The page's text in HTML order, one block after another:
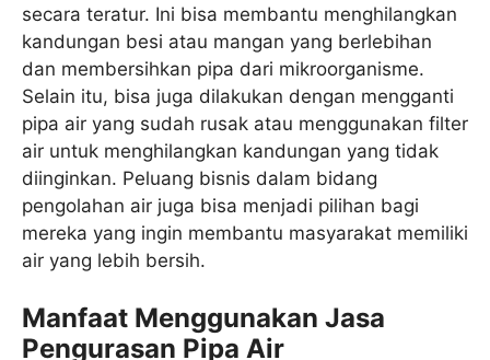
secara teratur. Ini bisa membantu menghilangkan
kandungan besi atau mangan yang berlebihan
dan membersihkan pipa dari mikroorganisme.
Selain itu, bisa juga dilakukan dengan mengganti
pipa air yang sudah rusak atau menggunakan filter
air untuk menghilangkan kandungan yang tidak
diinginkan. Peluang bisnis dalam bidang
pengolahan air juga bisa menjadi pilihan bagi
mereka yang ingin membantu masyarakat memiliki
air yang lebih bersih.
Manfaat Menggunakan Jasa
Pengurasan Pipa Air